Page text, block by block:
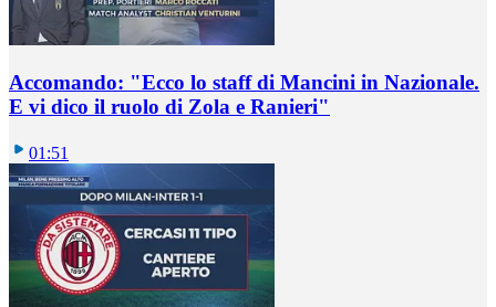
Accomando: "Ecco lo staff di Mancini in Nazionale.
E vi dico il ruolo di Zola e Ranieri"
01:51